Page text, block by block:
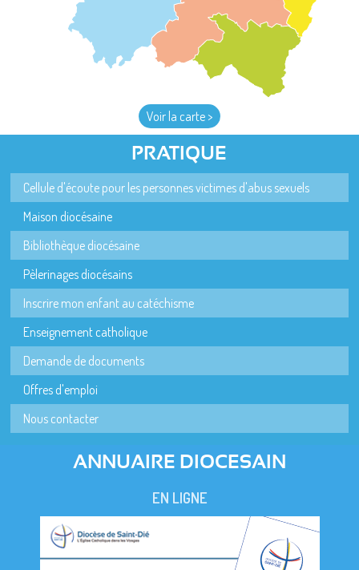
Voir la carte >
PRATIQUE
Cellule d'écoute pour les personnes victimes d'abus sexuels
Maison diocésaine
Bibliothèque diocésaine
Pèlerinages diocésains
Inscrire mon enfant au catéchisme
Enseignement catholique
Demande de documents
Offres d'emploi
Nous contacter
ANNUAIRE DIOCESAIN
EN LIGNE